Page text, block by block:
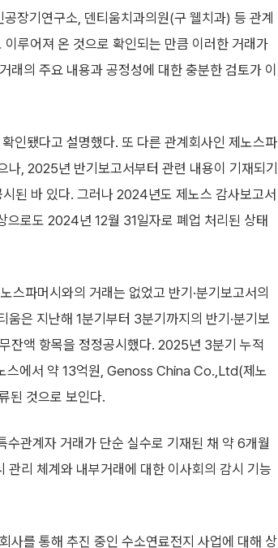
장기연구소, 덴티움치과의원(구 웰치과) 등 관계
루어져 온 것으로 확인되는 만큼 이러한 거래가
의 주요 내용과 공정성에 대한 충분한 검토가 이
인됐다고 설명했다. 또 다른 관계회사인 제노스파
, 2025년 반기보고서부터 관련 내용이 기재되기
된 바 있다. 그러나 2024년도 제노스 감사보고서
으로도 2024년 12월 31일자로 폐업 처리된 상태
스파머시와의 거래는 없었고 반기·분기보고서의
은 지난해 1분기부터 3분기까지의 반기·분기보
잔액 항목을 정정공시했다. 2025년 3분기 누적
스에서 약 13억원, Genoss China Co.,Ltd(제노
된 것으로 보인다.
관계자 거래가 단순 실수로 기재된 채 약 6개월
리 체계와 내부거래에 대한 이사회의 감시 기능
사를 통해 추진 중인 수소연료전지 사업에 대해 상